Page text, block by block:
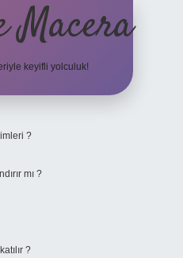
Macera
keyifli yolculuk!
?
mı ?
?